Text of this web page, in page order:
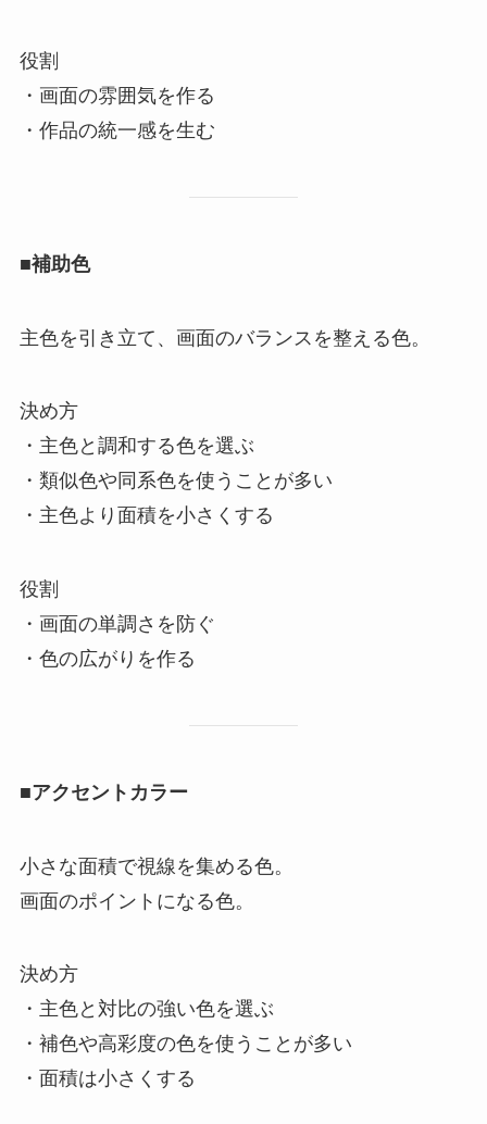
役割
・画面の雰囲気を作る
・作品の統一感を生む
■補助色
主色を引き立て、画面のバランスを整える色。
決め方
・主色と調和する色を選ぶ
・類似色や同系色を使うことが多い
・主色より面積を小さくする
役割
・画面の単調さを防ぐ
・色の広がりを作る
■アクセントカラー
小さな面積で視線を集める色。
画面のポイントになる色。
決め方
・主色と対比の強い色を選ぶ
・補色や高彩度の色を使うことが多い
・面積は小さくする